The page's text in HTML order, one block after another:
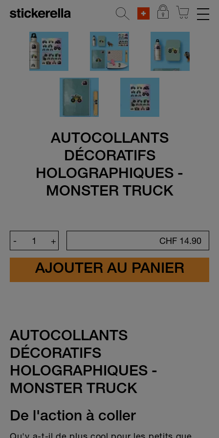
AUTOCOLLANTS RÉFLÉCHISSANTS
SETS D'AUTOCOLLANTS
POUR VÊTEMENTS
ÉTIQUETTES POUR OBJETS
MAISON & DÉCORATION
Toutes les étiquettes pour accueil &
décoration
Chèques-Cadeaux
Étiquettes pour la cuisine et la maison
Autocollants décoratifs holographiques
AUTOCOLLANTS
DÉCORATIFS
HOLOGRAPHIQUES -
MONSTER TRUCK
+
- CHF 14.90
AUTOCOLLANTS
DÉCORATIFS
HOLOGRAPHIQUES -
MONSTER TRUCK
De l'action à coller